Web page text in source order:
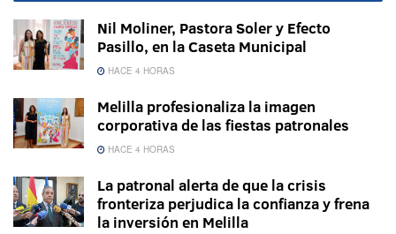
Nil Moliner, Pastora Soler y Efecto
Pasillo, en la Caseta Municipal
HACE 4 HORAS
Melilla profesionaliza la imagen
corporativa de las fiestas patronales
HACE 4 HORAS
La patronal alerta de que la crisis
fronteriza perjudica la confianza y frena
la inversión en Melilla